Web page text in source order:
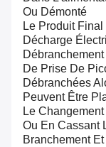
Ou Démonté
Le Produit
Décharge
De Prise De
Débranchées
Peuvent Être
Le
Ou En Cassant
Branchement